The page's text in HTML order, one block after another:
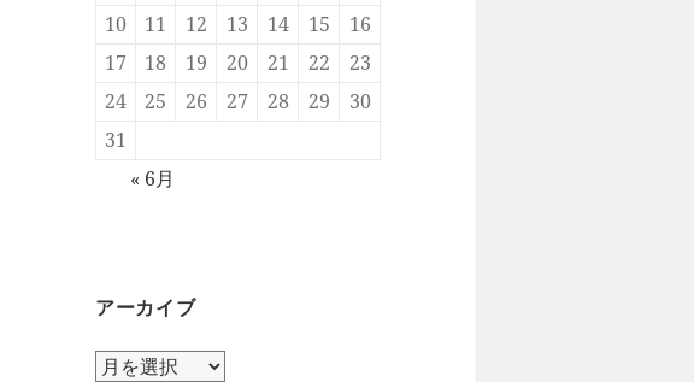
10
11 12 13 14 15
16
17
18 19 20 21 22
23
24
25 26 27 28 29
30
31
« 6月
アーカイブ
ア